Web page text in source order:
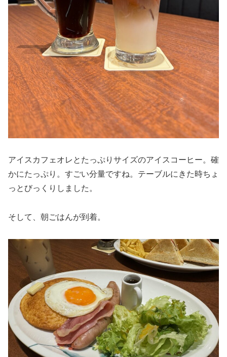
アイスカフェオレとたっぷりサイズのアイスコーヒー。確
かにたっぷり。すごい分量ですね。テーブルにきた時ちょ
っとびっくりしました。
そして、朝ごはんが到着。